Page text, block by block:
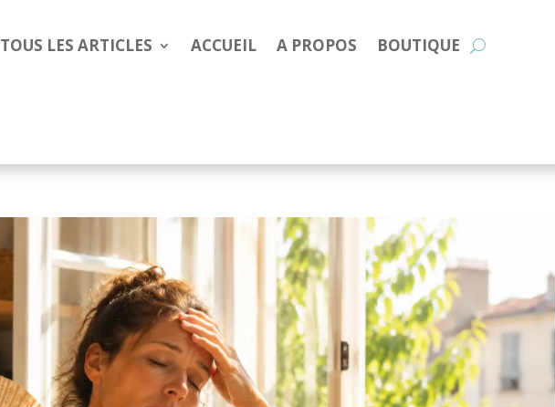
TOUS LES ARTICLES ACCUEIL A PROPOS BOUTIQUE